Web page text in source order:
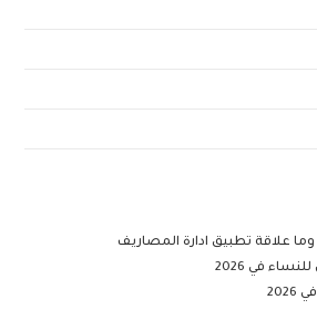
علاقة تطبيق ادارة المصاريف
في 2026